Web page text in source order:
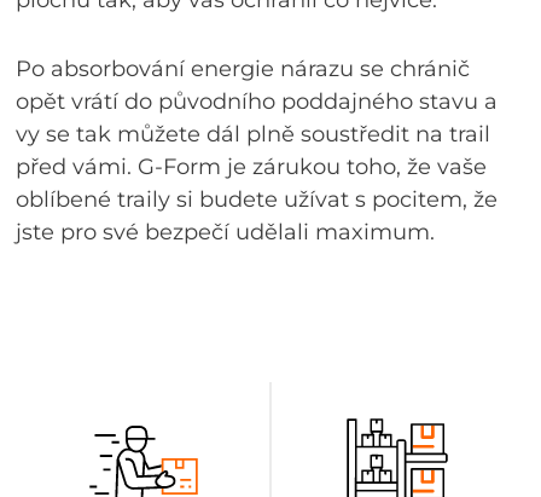
Po absorbování energie nárazu se chránič
opět vrátí do původního poddajného stavu a
vy se tak můžete dál plně soustředit na trail
před vámi. G-Form je zárukou toho, že vaše
oblíbené traily si budete užívat s pocitem, že
jste pro své bezpečí udělali maximum.